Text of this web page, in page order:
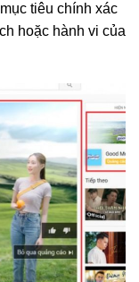
tiêu chính xác
hoặc hành vi của